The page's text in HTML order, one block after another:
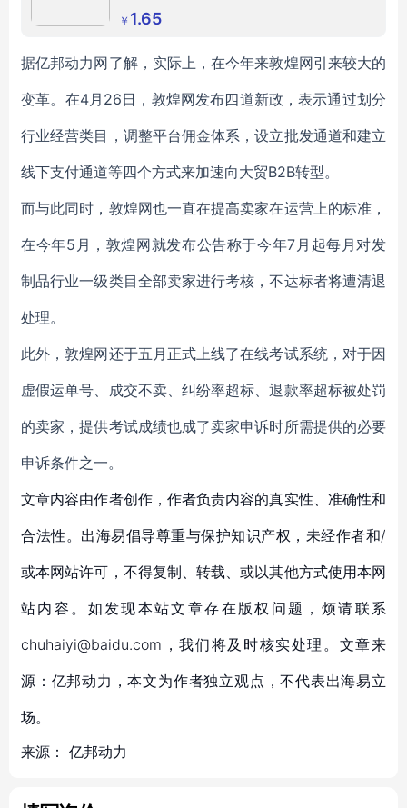
韩版可爱糖果色小零钱包
创意小包
￥ 1.65
据亿邦动力网了解，实际上，在今年来敦煌网引来较大的
变革。在4月26日，敦煌网发布四道新政，表示通过划分
行业经营类目，调整平台佣金体系，设立批发通道和建立
线下支付通道等四个方式来加速向大贸B2B转型。
而与此同时，敦煌网也一直在提高卖家在运营上的标准，
在今年5月，敦煌网就发布公告称于今年7月起每月对发
制品行业一级类目全部卖家进行考核，不达标者将遭清退
处理。
此外，敦煌网还于五月正式上线了在线考试系统，对于因
虚假运单号、成交不卖、纠纷率超标、退款率超标被处罚
的卖家，提供考试成绩也成了卖家申诉时所需提供的必要
申诉条件之一。
文章内容由作者创作，作者负责内容的真实性、准确性和
合法性。出海易倡导尊重与保护知识产权，未经作者和/
或本网站许可，不得复制、转载、或以其他方式使用本网
站内容。如发现本站文章存在版权问题，烦请联系
chuhaiyi@baidu.com，我们将及时核实处理。文章来
源：亿邦动力，本文为作者独立观点，不代表出海易立
场。
来源： 亿邦动力